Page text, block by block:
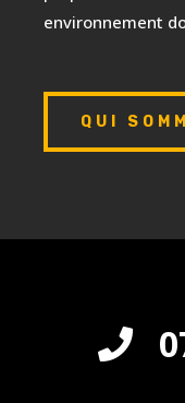
environnement
QUI